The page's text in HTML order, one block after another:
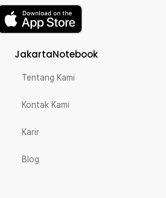
JakartaNotebook
Tentang Kami
Kontak Kami
Karir
Blog